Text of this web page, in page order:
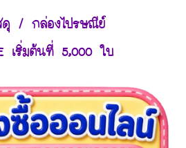
ดุ / กล่องไปรษณีย์
เริ่มต้นที่ 5,000 ใบ